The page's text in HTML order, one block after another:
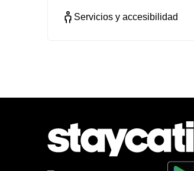
Servicios y accesibilidad